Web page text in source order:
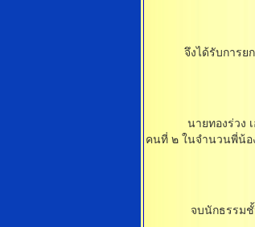
จึงได้รับการยกย่อ
นายทองร่วง เอมโ
คนที่ ๒ ในจํานวนพี่น้อ
จบนักธรรมชั้นเอก